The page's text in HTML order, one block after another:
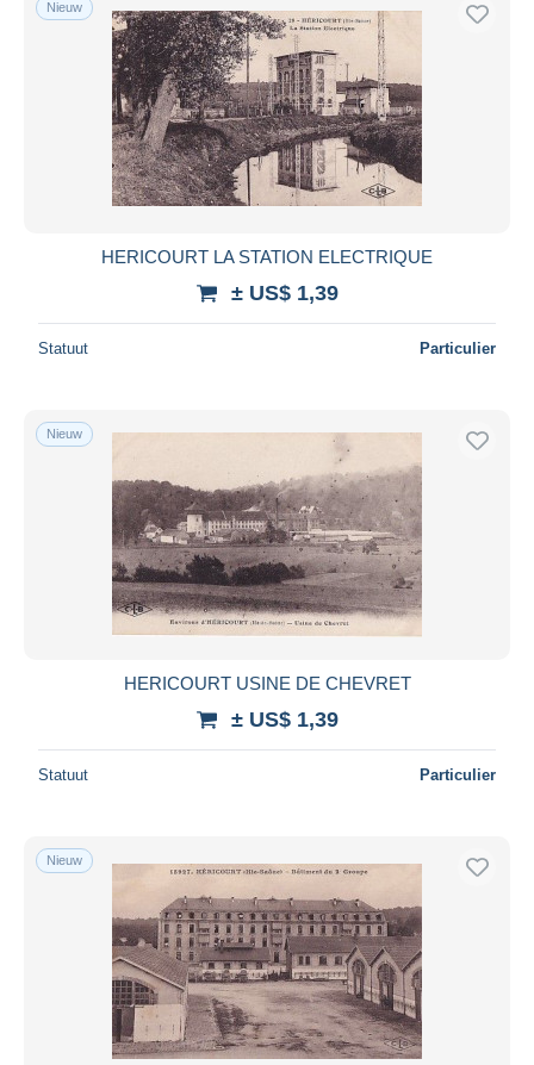
Gratis levering
Betaalmiddelen
PayPal
Bankoverschrijving
Visa
Mastercard
iDeal
Toepassen
Nieuw
HERICOURT LA STATION ELECTRIQUE
± US$ 1,39
Statuut Particulier
Nieuw
HERICOURT USINE DE CHEVRET
± US$ 1,39
Statuut Particulier
Nieuw